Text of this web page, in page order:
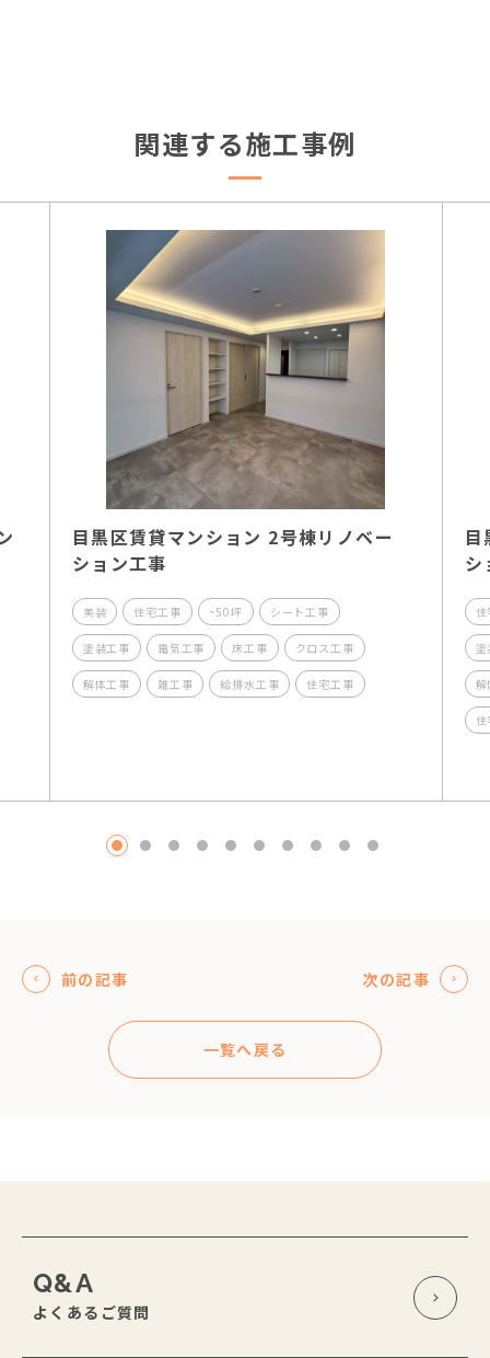
関連する施工事例
目黒区賃貸マンション 2号棟リノベー
ション工事
美装 住宅工事 ~50坪 シート工事
塗装工事 電気工事 床工事 クロス工事
解体工事 雑工事 給排水工事 住宅工事
シ
住
塗
解
住
1
2 3 4 5 6 7 8
前の記事 次の記事
一覧へ戻る
Q&A
よくあるご質問